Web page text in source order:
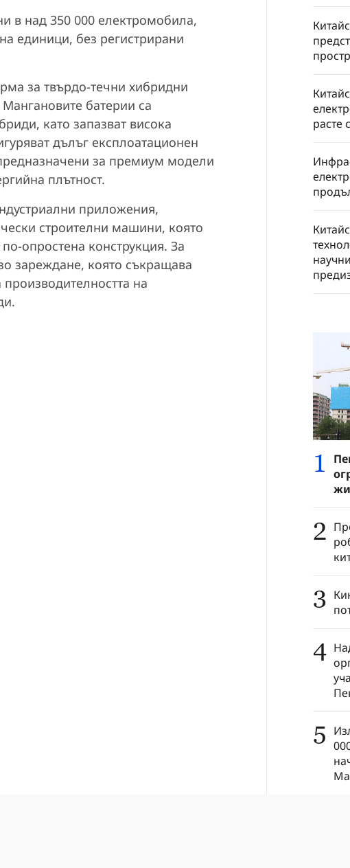
в над 350 000 електромобила,
единици, без регистрирани
за твърдо-течни хибридни
батерии са
като запазват висока
дълъг експлоатационен
за премиум модели
плътност.
приложения,
строителни машини, която
опростена конструкция. За
зареждане, която съкращава
на
расте
1
2
3
4
5